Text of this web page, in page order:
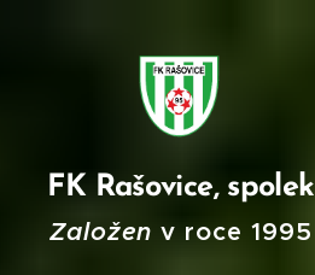
FK Rašovice, spolek
Založen v roce 1995